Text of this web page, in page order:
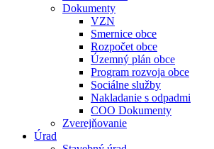
Dokumenty
VZN
Smernice obce
Rozpočet obce
Územný plán obce
Program rozvoja obce
Sociálne služby
Nakladanie s odpadmi
COO Dokumenty
Zverejňovanie
Úrad